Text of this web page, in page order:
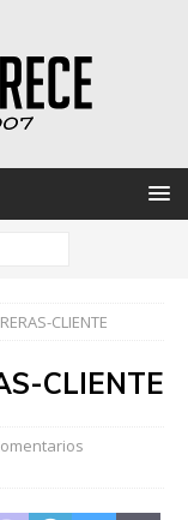
CLIENTE
CLIENTE